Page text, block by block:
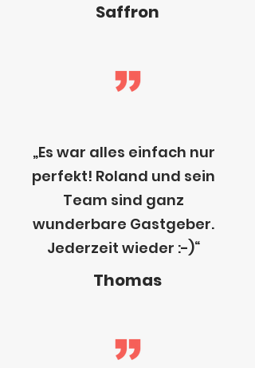
Saffron
„Es war alles einfach nur
perfekt! Roland und sein
Team sind ganz
wunderbare Gastgeber.
Jederzeit wieder :-)“
Thomas